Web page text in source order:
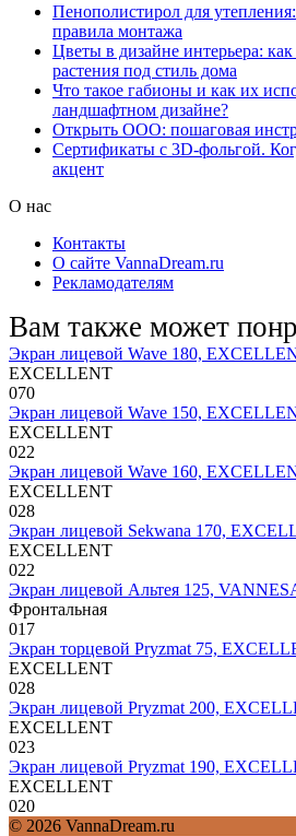
Пенополистирол для
правила монтажа
Цветы в дизайне интерьера:
растения под стиль дома
Что такое габионы и как их
ландшафтном дизайне?
Открыть ООО: пошаговая
Сертификаты с 3D-фольгой.
акцент
О нас
Контакты
О сайте VannaDream.ru
Рекламодателям
Вам также может
Экран лицевой Wave 180,
EXCELLENT
070
Экран лицевой Wave 150,
EXCELLENT
022
Экран лицевой Wave 160,
EXCELLENT
028
Экран лицевой Sekwana 170,
EXCELLENT
022
Экран лицевой Альтея 125,
Фронтальная
017
Экран торцевой Pryzmat 75,
EXCELLENT
028
Экран лицевой Pryzmat 200,
EXCELLENT
023
Экран лицевой Pryzmat 190,
EXCELLENT
020
© 2026 VannaDream.ru